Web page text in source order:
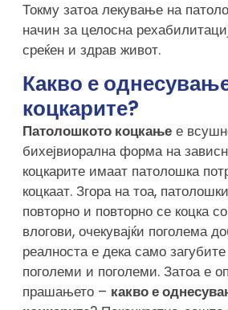
Токму затоа лекување на
начин за целосна
среќен и здрав живот.
Какво е
коцкарите?
Патолошкото коцкањее
бихејвиорална форма на
коцкарите имаат патолошка
коцкаат. Згора на тоа,
повторно и повторно се коцка
влогови, очекувајќи поголема
реалноста е дека само
поголеми и поголеми. Затоа е
прашањето – какво е